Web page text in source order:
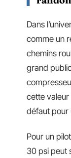
Dans
comme un
chemins
grand
cette
défaut pour
Pour un
30 psi peut